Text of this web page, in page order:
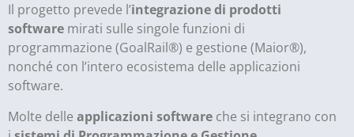
Il progetto prevede l’integrazione di prodotti
software mirati sulle singole funzioni di
programmazione (GoalRail®) e gestione (Maior®),
nonché con l’intero ecosistema delle applicazioni
software.
Molte delle applicazioni software che si integrano con